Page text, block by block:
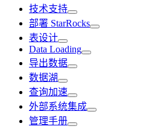
技术支持
部署 StarRocks
表设计
Data Loading
导出数据
数据湖
查询加速
外部系统集成
管理手册